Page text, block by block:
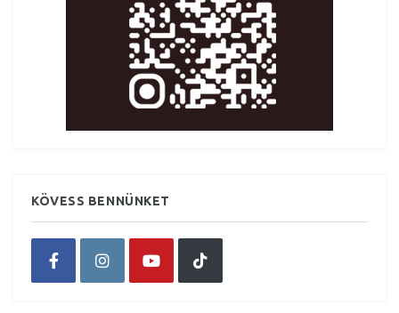
KÖVESS BENNÜNKET